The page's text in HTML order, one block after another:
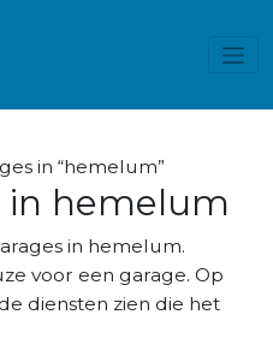
in “hemelum”
in hemelum
in hemelum.
voor een garage. Op
diensten zien die het